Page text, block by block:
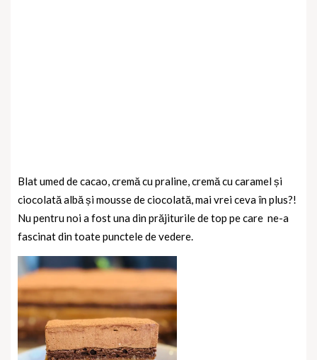
Blat umed de cacao, cremă cu praline, cremă cu caramel și
ciocolată albă și mousse de ciocolată, mai vrei ceva în plus?!
Nu pentru noi a fost una din prăjiturile de top pe care ne-a
fascinat din toate punctele de vedere.